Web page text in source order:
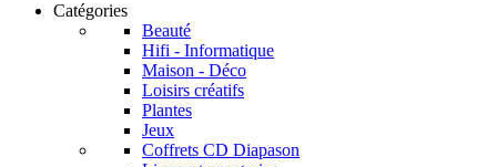
Catégories
Beauté
Hifi - Informatique
Maison - Déco
Loisirs créatifs
Plantes
Jeux
Coffrets CD Diapason